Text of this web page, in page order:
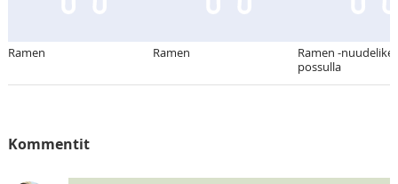
Ramen Ramen
Ramen -
possulla
Kommentit